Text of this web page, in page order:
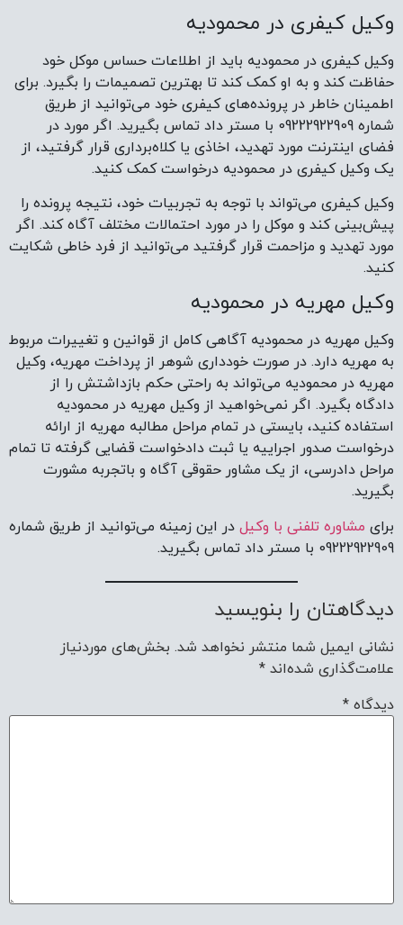
وکیل کیفری در محمودیه
وکیل کیفری در محمودیه باید از اطلاعات حساس موکل خود
حفاظت کند و به او کمک کند تا بهترین تصمیمات را بگیرد. برای
اطمینان خاطر در پرونده‌های کیفری خود می‌توانید از طریق
شماره 09222922909 با مستر داد تماس بگیرید. اگر مورد در
فضای اینترنت مورد تهدید، اخاذی یا کلاه‌برداری قرار گرفتید، از
یک وکیل کیفری در محمودیه درخواست کمک کنید.
وکیل کیفری می‌تواند با توجه به تجربیات خود، نتیجه پرونده را
پیش‌بینی کند و موکل را در مورد احتمالات مختلف آگاه کند. اگر
مورد تهدید و مزاحمت قرار گرفتید می‌توانید از فرد خاطی شکایت
کنید.
وکیل مهریه در محمودیه
وکیل مهریه در محمودیه آگاهی کامل از قوانین و تغییرات مربوط
به مهریه دارد. در صورت خودداری شوهر از پرداخت مهریه، وکیل
مهریه در محمودیه می‌تواند به راحتی حکم بازداشتش را از
دادگاه بگیرد. اگر نمی‌خواهید از وکیل مهریه در محمودیه
استفاده کنید، بایستی در تمام مراحل مطالبه مهریه از ارائه
درخواست صدور اجراییه یا ثبت دادخواست قضایی گرفته تا تمام
مراحل دادرسی، از یک مشاور حقوقی آگاه و باتجربه مشورت
بگیرید.
برای مشاوره تلفنی با وکیل در این زمینه می‌توانید از طریق شماره
09222922909 با مستر داد تماس بگیرید.
دیدگاهتان را بنویسید
نشانی ایمیل شما منتشر نخواهد شد. بخش‌های موردنیاز
علامت‌گذاری شده‌اند *
دیدگاه *